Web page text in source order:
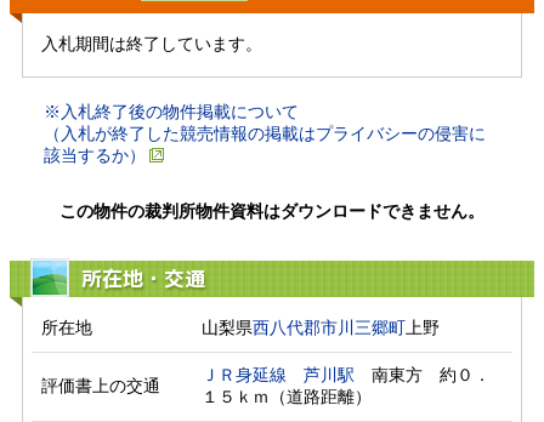
入札期間は終了しています。
※入札終了後の物件掲載について
（入札が終了した競売情報の掲載はプライバシーの侵害に
該当するか）
この物件の裁判所物件資料はダウンロードできません。
所在地・交通
所在地 山梨県西八代郡市川三郷町上野
評価書上の交通
ＪＲ身延線 芦川駅 南東方　約０．
１５ｋｍ（道路距離）